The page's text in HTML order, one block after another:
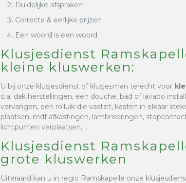
Duidelijke afspraken
Correcte & eerlijke prijzen
Een woord is een woord
Klusjesdienst
kleine kluswerken:
U bij onze klusjesdienst of klusjesman terecht voor
o.a. dak herstellingen, een douche, bad of lavabo
vervangen, een rolluik die vastzit, kasten in elkaar
plaatsen, mdf afkastingen, lambriseringen,
lichtpunten verplaatsen, …
Klusjesdienst
grote kluswerken
Uiteraard kan u in regio Ramskapelle onze